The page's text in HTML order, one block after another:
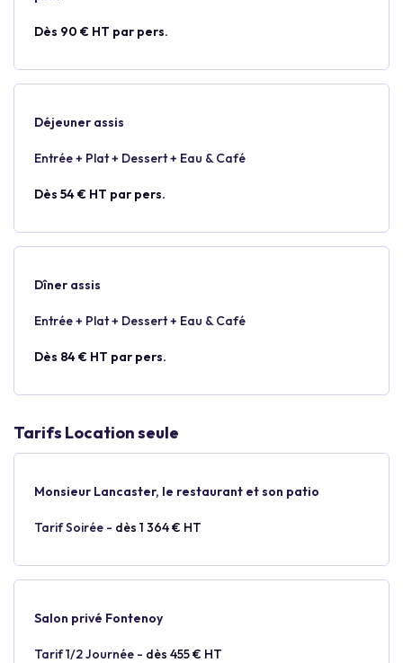
Dès 90 € HT par pers.
Déjeuner assis
Entrée + Plat + Dessert + Eau & Café
Dès 54 € HT par pers.
Dîner assis
Entrée + Plat + Dessert + Eau & Café
Dès 84 € HT par pers.
Tarifs Location seule
Monsieur Lancaster, le restaurant et son patio
Tarif Soirée - dès 1 364 € HT
Salon privé Fontenoy
Tarif 1/2 Journée - dès 455 € HT